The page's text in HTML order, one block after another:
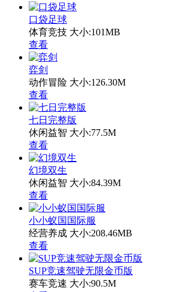
口袋足球
体育竞技 大小:101MB
查看
弈剑
动作冒险 大小:126.30M
查看
七日完整版
休闲益智 大小:77.5M
查看
幻境双生
休闲益智 大小:84.39M
查看
小小蚁国国际服
经营养成 大小:208.46MB
查看
SUP竞速驾驶无限金币版
赛车竞速 大小:90.5M